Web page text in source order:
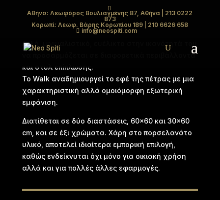
Αθήνα: Λεωφόρος Βουλιαγμένης 87, Αθήνα | 213 0222
873
Κορωπί: Λεωφ. Βάρης Κορωπίου 189 | 210 6626 658
info@neospiti.com
WALK
Απλό, μινιμαλιστικό, ευέλικτο στην ικανότητά του
να προσαρμόζεται σε διαφορετικά περιβάλλοντα
και στυλ επίπλωσης.
Το Walk αναδημιουργεί το εφέ της πέτρας με μια
χαρακτηριστική αλλά ομοιόμορφη εξωτερική
εμφάνιση.
Διατίθεται σε δύο διαστάσεις, 60×60 και 30×60
cm, και σε έξι χρώματα. Χάρη στο πορσελανάτο
υλικό, αποτελεί ιδιαίτερα εμπορική επιλογή,
καθώς ενδείκνυται όχι μόνο για οικιακή χρήση
αλλά και για πολλές άλλες εφαρμογές.